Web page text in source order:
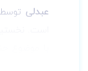
عبدلی
با